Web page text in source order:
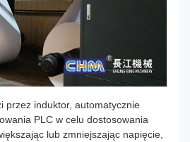
przez induktor, automatycznie
PLC w celu dostosowania
lub zmniejszając napięcie,